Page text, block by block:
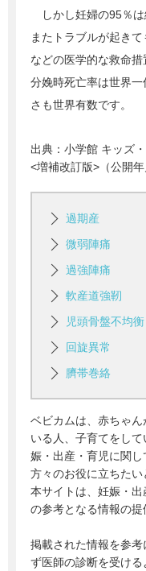
しかし妊婦の95％は
またトラブルが起き
などの医学的な救命
分娩時死亡率は世界
さも世界有数です。
出典： 小学館 キッズ
<増補改訂版>（公開年
過期産
微弱陣痛
過強陣痛
軟産道強靭
児頭骨盤不均衡
回旋異常
臍帯巻絡
ベビカムは、赤ちゃ
いる人、子育てをし
娠・出産・育児に関
方々のお役に立ちたい
本サイトは、妊娠・
の参考となる情報の提
掲載された情報を参
ず医師の診断を受ける